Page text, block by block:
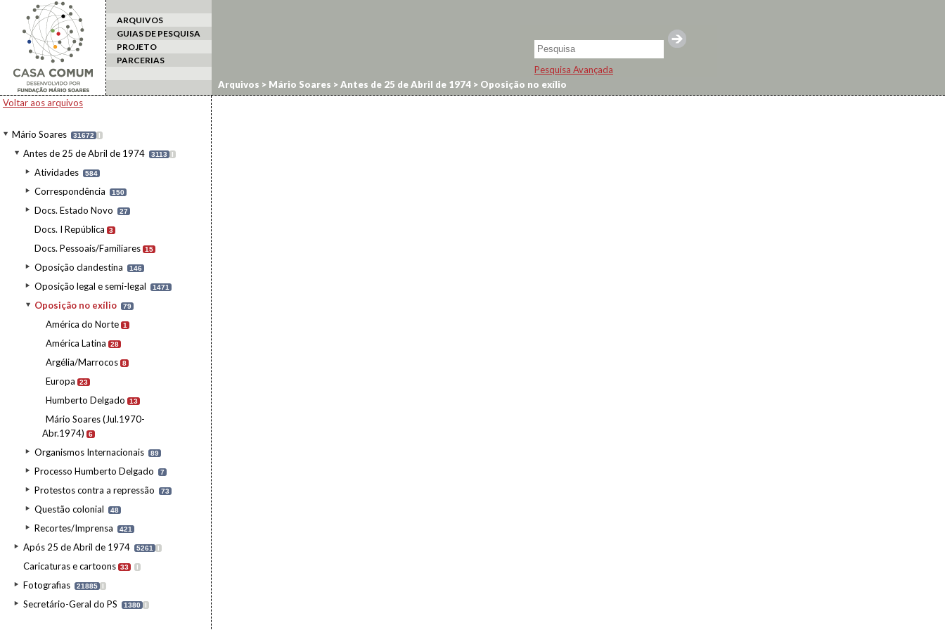
ARQUIVOS
GUIAS DE PESQUISA
PROJETO
PARCERIAS
Pesquisa Avançada
Voltar aos arquivos
Mário Soares 31672 I
Antes de 25 de Abril de 1974 3113 I
Atividades 584
Correspondência 150
Docs. Estado Novo 27
Docs. I República 3
Docs. Pessoais/Familiares 15
Oposição clandestina 146
Oposição legal e semi-legal 1471
Oposição no exílio 79
América do Norte 1
América Latina 28
Argélia/Marrocos 8
Europa 23
Humberto Delgado 13
Mário Soares (Jul.1970-
Abr.1974)
6
Organismos Internacionais 89
Processo Humberto Delgado 7
Protestos contra a repressão 73
Questão colonial 48
Recortes/Imprensa 421
Após 25 de Abril de 1974 5261 I
Caricaturas e cartoons 33 I
Fotografias 21885 I
Secretário-Geral do PS 1380 I
Arquivos > Mário Soares >Antes de 25 de Abril de 1974 > Oposição no exílio